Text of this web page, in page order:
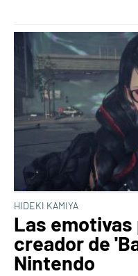
HIDEKI KAMIYA
Las emotivas
creador de
Nintendo